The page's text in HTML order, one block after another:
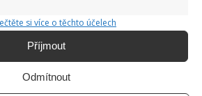
si více o těchto účelech
Příjmout
Odmítnout
plechové retro či vintage
venkovském či industriálním
moderní pojetí.